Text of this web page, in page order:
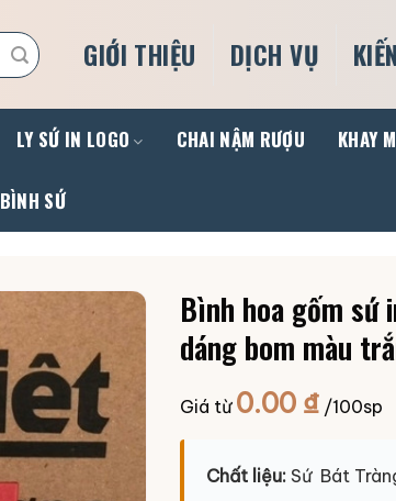
GIỚI THIỆU DỊCH VỤ
LY SỨ IN LOGO CHAI NẬM RƯỢU KHAY
BÌNH SỨ
Bình hoa gốm
dáng bom màu
Giá từ 0.00 ₫ /100sp
Chất liệu: Sứ Bát